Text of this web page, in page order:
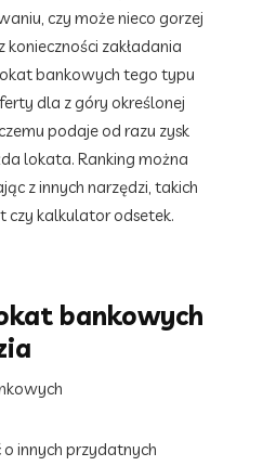
czy może nieco gorzej
zakładania
bankowych tego typu
dla z góry określonej
podaje od razu zysk
lokata. Ranking można
z innych narzędzi, takich
kalkulator odsetek.
bankowych
innych przydatnych